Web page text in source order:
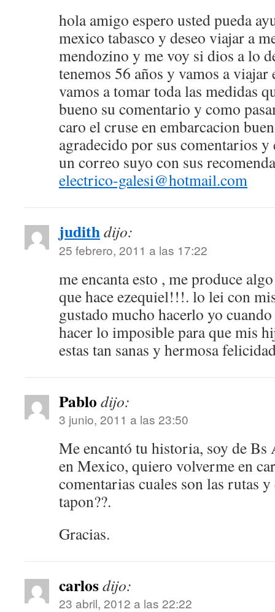
hola amigo espero usted pueda
mexico tabasco y deseo viajar a
mendozino y me voy si dios a lo
tenemos 56 años y vamos a viajar
vamos a tomar toda las medidas
bueno su comentario y como
caro el cruse en embarcacion
agradecido por sus comentarios
un correo suyo con sus
electrico-galesi@hotmail.com
judithdijo:
25 febrero, 2011 a las 17:22
me encanta esto , me produce
que hace ezequiel!!!. lo lei con
gustado mucho hacerlo yo
hacer lo imposible para que mis
estas tan sanas y hermosa
Pablo dijo:
3 junio, 2011 a las 23:50
Me encantó tu historia, soy de Bs
en Mexico, quiero volverme en
comentarias cuales son las rutas
tapon??.
Gracias.
carlosdijo:
23 abril, 2012 a las 22:22